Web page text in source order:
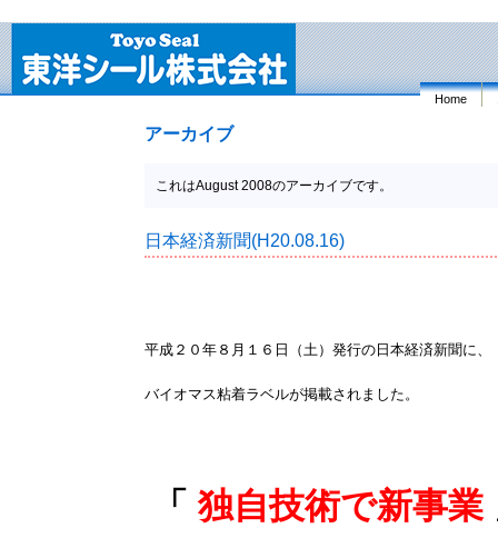
Home
アーカイブ
これはAugust 2008のアーカイブです。
日本経済新聞(H20.08.16)
平成２０年８月１６日（土）発行の日本経済新聞に、
バイオマス粘着ラベルが掲載されました。
「独自技術で新事業